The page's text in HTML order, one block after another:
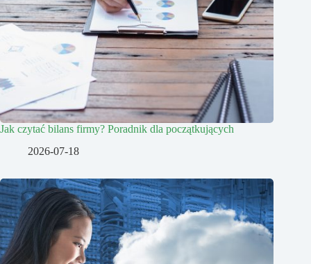
Jak czytać bilans firmy? Poradnik dla początkujących
2026-07-18